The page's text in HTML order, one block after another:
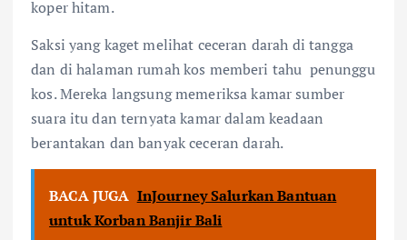
koper hitam.
Saksi yang kaget melihat ceceran darah di tangga
dan di halaman rumah kos memberi tahu penunggu
kos. Mereka langsung memeriksa kamar sumber
suara itu dan ternyata kamar dalam keadaan
berantakan dan banyak ceceran darah.
BACA JUGA InJourney Salurkan Bantuan
untuk Korban Banjir Bali